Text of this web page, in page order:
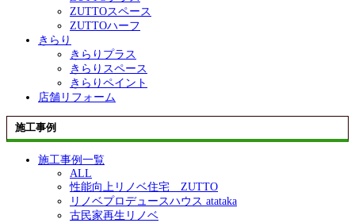
ZUTTOスペース
ZUTTOハーフ
きらり
きらりプラス
きらりスペース
きらりペイント
店舗リフォーム
施工事例
施工事例一覧
ALL
性能向上リノベ住宅 ZUTTO
リノベプロデュースハウス atataka
古民家再生リノベ